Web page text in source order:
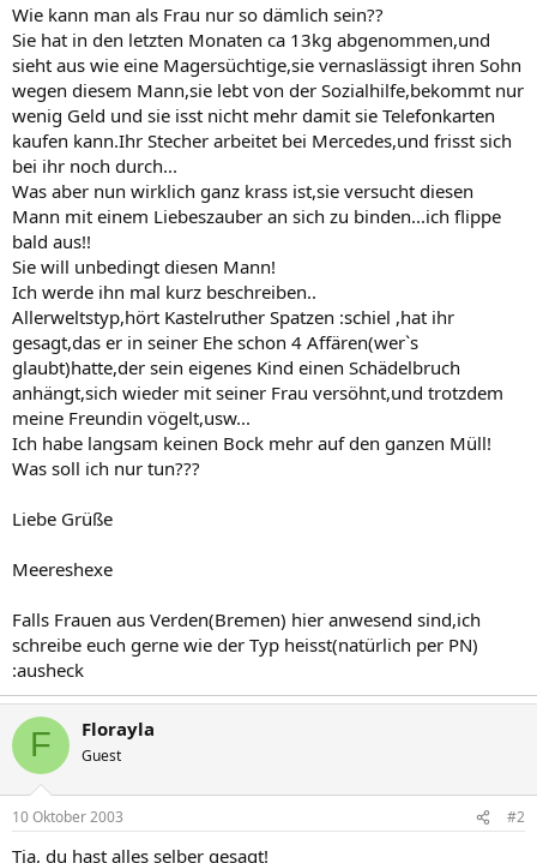
Wie kann man als Frau nur so dämlich sein??
Sie hat in den letzten Monaten ca 13kg abgenommen,und
sieht aus wie eine Magersüchtige,sie vernaslässigt ihren Sohn
wegen diesem Mann,sie lebt von der Sozialhilfe,bekommt nur
wenig Geld und sie isst nicht mehr damit sie Telefonkarten
kaufen kann.Ihr Stecher arbeitet bei Mercedes,und frisst sich
bei ihr noch durch...
Was aber nun wirklich ganz krass ist,sie versucht diesen
Mann mit einem Liebeszauber an sich zu binden...ich flippe
bald aus!!
Sie will unbedingt diesen Mann!
Ich werde ihn mal kurz beschreiben..
Allerweltstyp,hört Kastelruther Spatzen :schiel ,hat ihr
gesagt,das er in seiner Ehe schon 4 Affären(wer`s
glaubt)hatte,der sein eigenes Kind einen Schädelbruch
anhängt,sich wieder mit seiner Frau versöhnt,und trotzdem
meine Freundin vögelt,usw...
Ich habe langsam keinen Bock mehr auf den ganzen Müll!
Was soll ich nur tun???
Liebe Grüße
Meereshexe
Falls Frauen aus Verden(Bremen) hier anwesend sind,ich
schreibe euch gerne wie der Typ heisst(natürlich per PN)
:ausheck
F Florayla
Guest
10 Oktober 2003 #2
Tja, du hast alles selber gesagt!